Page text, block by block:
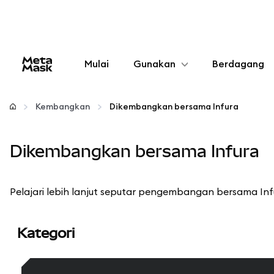
Mulai Gunakan
Konfigurasikan
Tetap aman
Berdagang
Kembangkan Dikembangkan bersama Infura
Dikembangkan bersama Infura
Pelajari lebih lanjut seputar pengembangan bersama
Kategori